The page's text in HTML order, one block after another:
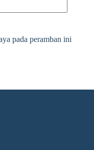
pada peramban ini